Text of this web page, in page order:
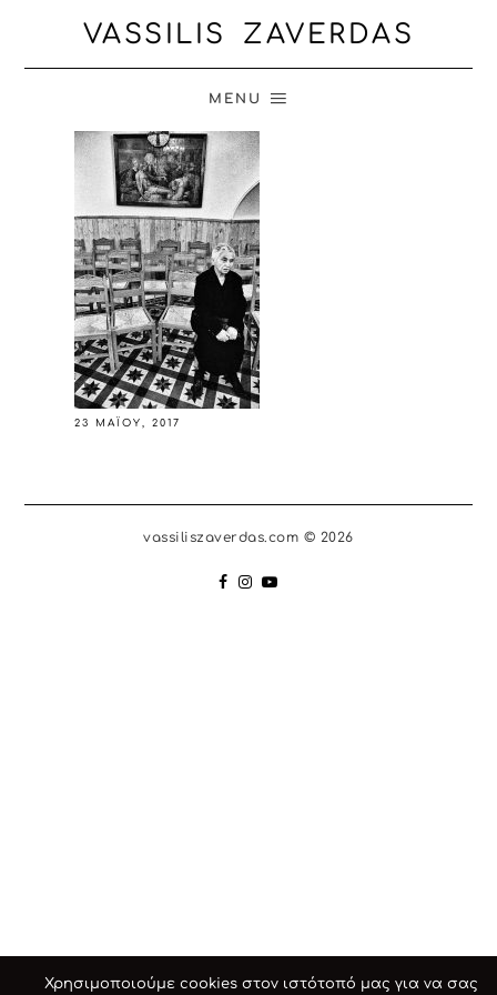
VASSILIS ZAVERDAS
MENU
23 ΜΑΪ́ΟΥ, 2017
vassiliszaverdas.com © 2026
Χρησιμοποιούμε cookies στον ιστότοπό μας για να σας